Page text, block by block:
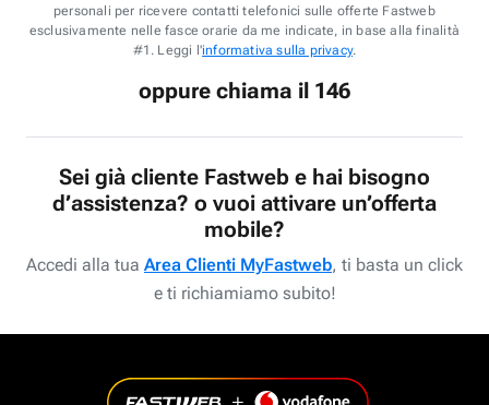
personali per ricevere contatti telefonici sulle offerte Fastweb
esclusivamente nelle fasce orarie da me indicate, in base alla finalità
#1. Leggi l'informativa sulla privacy.
oppure chiama il 146
Sei già cliente Fastweb e hai bisogno
d’assistenza? o vuoi attivare un’offerta
mobile?
Accedi alla tua Area Clienti MyFastweb, ti basta un click
e ti richiamiamo subito!